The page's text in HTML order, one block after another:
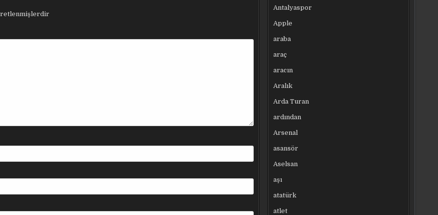
Antalyaspor
Apple
araba
araç
aracın
Aralık
Arda Turan
ardından
Arsenal
asansör
Aselsan
aşı
atatürk
atlet